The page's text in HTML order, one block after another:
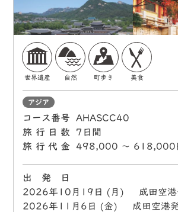
世界遺産 自然 町歩き 美食
アジア
コース番号
AHASCC40
旅行日数
7日間
旅行代金
498,000 〜 618,000
出 発 日
2026年10月19日 (月) 成田空港
2026年11月6日 (金) 成田空港